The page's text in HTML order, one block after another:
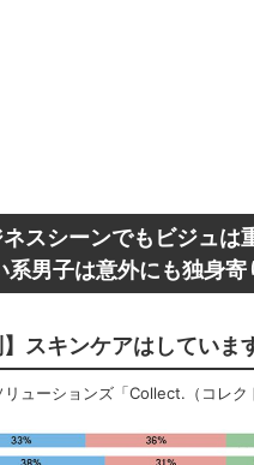
スシーンでもビジュは
系男子は意外にも独身寄
】スキンケアはしていま
ューションズ「Collect.（コレク